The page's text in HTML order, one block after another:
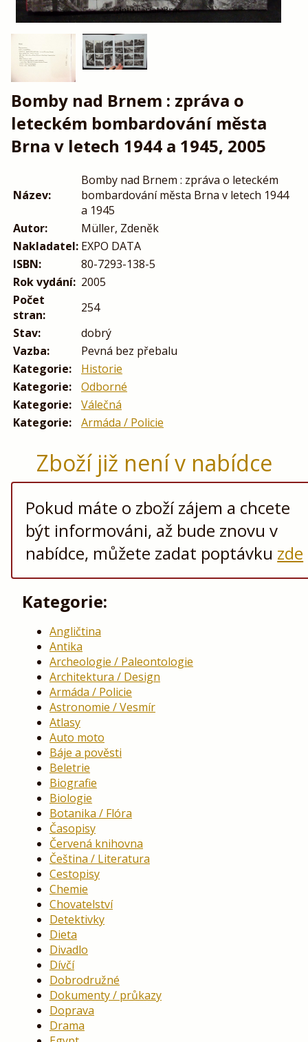
Bomby nad Brnem : zpráva o
leteckém bombardování města
Brna v letech 1944 a 1945, 2005
Název:
Bomby nad Brnem : zpráva o leteckém
bombardování města Brna v letech 1944
a 1945
Autor:
Müller, Zdeněk
Nakladatel: EXPO DATA
ISBN:
80-7293-138-5
Rok vydání: 2005
Počet
stran:
254
Stav:
dobrý
Vazba:
Pevná bez přebalu
Kategorie:
Historie
Kategorie:
Odborné
Kategorie:
Válečná
Kategorie:
Armáda / Policie
Zboží již není v nabídce
Pokud máte o zboží zájem a chcete
být informováni, až bude znovu v
nabídce, můžete zadat poptávku zde
Kategorie:
Angličtina
Antika
Archeologie / Paleontologie
Architektura / Design
Armáda / Policie
Astronomie / Vesmír
Atlasy
Auto moto
Báje a pověsti
Beletrie
Biografie
Biologie
Botanika / Flóra
Časopisy
Červená knihovna
Čeština / Literatura
Cestopisy
Chemie
Chovatelství
Detektivky
Dieta
Divadlo
Dívčí
Dobrodružné
Dokumenty / průkazy
Doprava
Drama